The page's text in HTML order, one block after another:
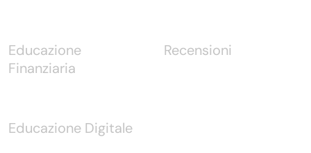
Educazione
Finanziaria
Educazione Digitale
Recensioni